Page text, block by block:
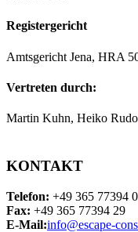
Registergericht
Amtsgericht Jena, HRA
Vertreten durch:
Martin Kuhn, Heiko
KONTAKT
Telefon: +49 365 77394 0
Fax: +49 365 77394 29
E-Mail:info@escape-